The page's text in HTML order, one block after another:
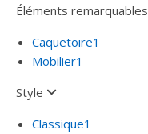
Éléments remarquables
Caquetoire1
Mobilier1
Style
Classique1